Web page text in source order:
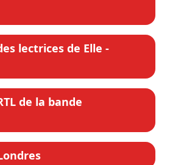
lectrices de Elle -
de la bande